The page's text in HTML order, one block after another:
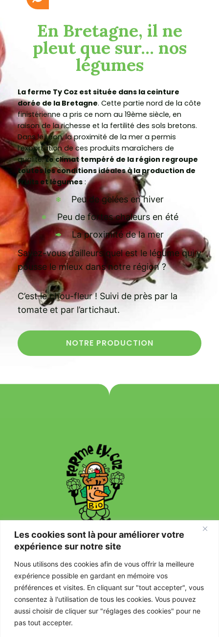
Les cookies sont là pour améliorer votre
expérience sur notre site
Nous utilisons des cookies afin de vous offrir la meilleure
expérience possible en gardant en mémoire vos
préférences et visites. En cliquant sur "tout accepter", vous
consentez à l'utilisation de tous les cookies. Vous pouvez
aussi choisir de cliquer sur "réglages des cookies" pour ne
pas tout accepter.
En Bretagne, il ne
pleut que sur... nos
légumes
La ferme Ty Coz est située dans la ceinture
dorée de la Bretagne. Cette partie nord de la côte
finistérienne a pris ce nom au 19ème siècle, en
raison de la richesse et la fertilité des sols bretons.
Dans le Léon, la proximité de la mer a permis
l’exportation de ces produits maraîchers de
qualité.Le climat tempéré de la région regroupe
toutes les conditions idéales à la production de
fruits et légumes :
Peu de gelées en hiver
Peu de fortes chaleurs en été
La proximité de la mer
Savez-vous d’ailleurs quel est le légume qui y
pousse le mieux dans notre région ?
C’est le chou-fleur ! Suivi de près par la
tomate et par l’artichaut.
NOTRE PRODUCTION
Mentions légales
Politique de confidentialité
CGU